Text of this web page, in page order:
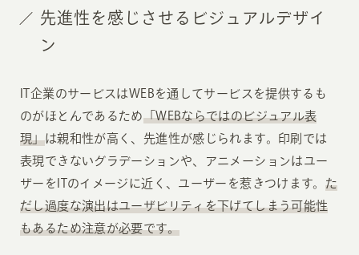
先進性を感じさせるビジュアルデザイ
ン
IT企業のサービスはWEBを通してサービスを提供するも
のがほとんであるため「WEBならではのビジュアル表
現」は親和性が高く、先進性が感じられます。印刷では
表現できないグラデーションや、アニメーションはユー
ザーをITのイメージに近く、ユーザーを惹きつけます。 た
だし過度な演出はユーザビリティを下げてしまう可能性
もあるため注意が必要です。